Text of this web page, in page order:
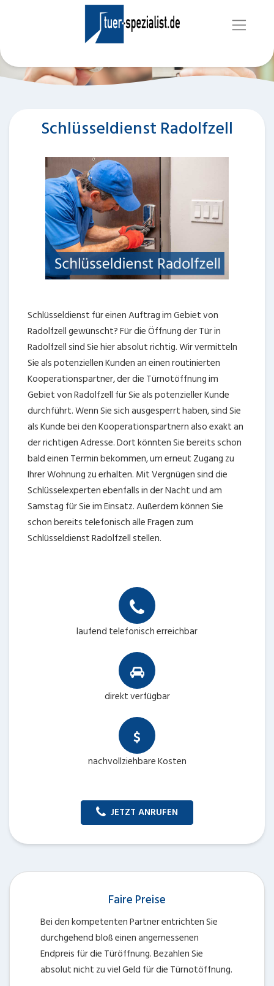
Schlüsseldienst Radolfzell
Schlüsseldienst für einen Auftrag im Gebiet von
Radolfzell gewünscht? Für die Öffnung der Tür in
Radolfzell sind Sie hier absolut richtig. Wir vermitteln
Sie als potenziellen Kunden an einen routinierten
Kooperationspartner, der die Türnotöffnung im
Gebiet von Radolfzell für Sie als potenzieller Kunde
durchführt. Wenn Sie sich ausgesperrt haben, sind Sie
als Kunde bei den Kooperationspartnern also exakt an
der richtigen Adresse. Dort könnten Sie bereits schon
bald einen Termin bekommen, um erneut Zugang zu
Ihrer Wohnung zu erhalten. Mit Vergnügen sind die
Schlüsselexperten ebenfalls in der Nacht und am
Samstag für Sie im Einsatz. Außerdem können Sie
schon bereits telefonisch alle Fragen zum
Schlüsseldienst Radolfzell stellen.
laufend telefonisch erreichbar
direkt verfügbar
nachvollziehbare Kosten
JETZT ANRUFEN
Faire Preise
Bei den kompetenten Partner entrichten Sie
durchgehend bloß einen angemessenen
Endpreis für die Türöffnung. Bezahlen Sie
absolut nicht zu viel Geld für die Türnotöffnung.